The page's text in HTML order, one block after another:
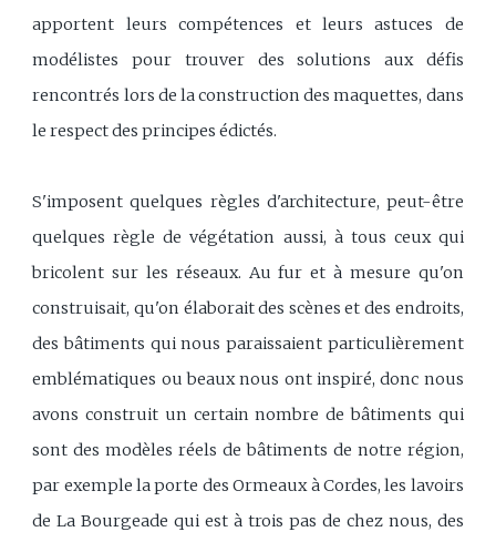
apportent leurs compétences et leurs astuces de
modélistes pour trouver des solutions aux défis
rencontrés lors de la construction des maquettes, dans
le respect des principes édictés.
S'imposent quelques règles d'architecture, peut-être
quelques règle de végétation aussi, à tous ceux qui
bricolent sur les réseaux. Au fur et à mesure qu'on
construisait, qu'on élaborait des scènes et des endroits,
des bâtiments qui nous paraissaient particulièrement
emblématiques ou beaux nous ont inspiré, donc nous
avons construit un certain nombre de bâtiments qui
sont des modèles réels de bâtiments de notre région,
par exemple la porte des Ormeaux à Cordes, les lavoirs
de La Bourgeade qui est à trois pas de chez nous, des